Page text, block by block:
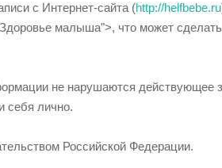
с Интернет-сайта (http://helfbebe.ru
малыша">, что может
не нарушаются действующее
себя лично.
Российской Федерации.